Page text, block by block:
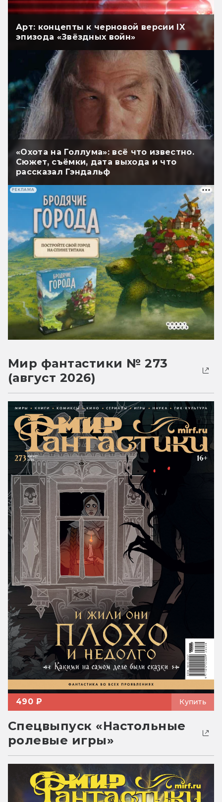
Арт: концепты к черновой версии IX
эпизода «Звёздных войн»
«Охота на Голлума»: всё что известно.
Сюжет, съёмки, дата выхода и что
рассказал Гэндальф
РЕКЛАМА
Мир фантастики № 273
(август 2026)
490 ₽ Купить
Спецвыпуск «Настольные
ролевые игры»